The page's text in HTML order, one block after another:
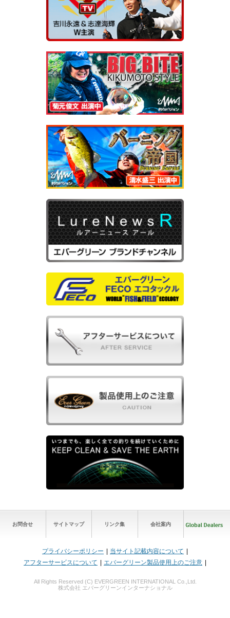
お問合せ サイトマップ リンク集 会社案内
プライバシーポリシー
当サイト記載内容について
アフターサービスについて
エバーグリーン製品使用上のご注意
All Rights Reserved (C) EVERGREEN INTERNATIONAL Co.,Ltd.
株式会社 エバーグリーンインターナショナル